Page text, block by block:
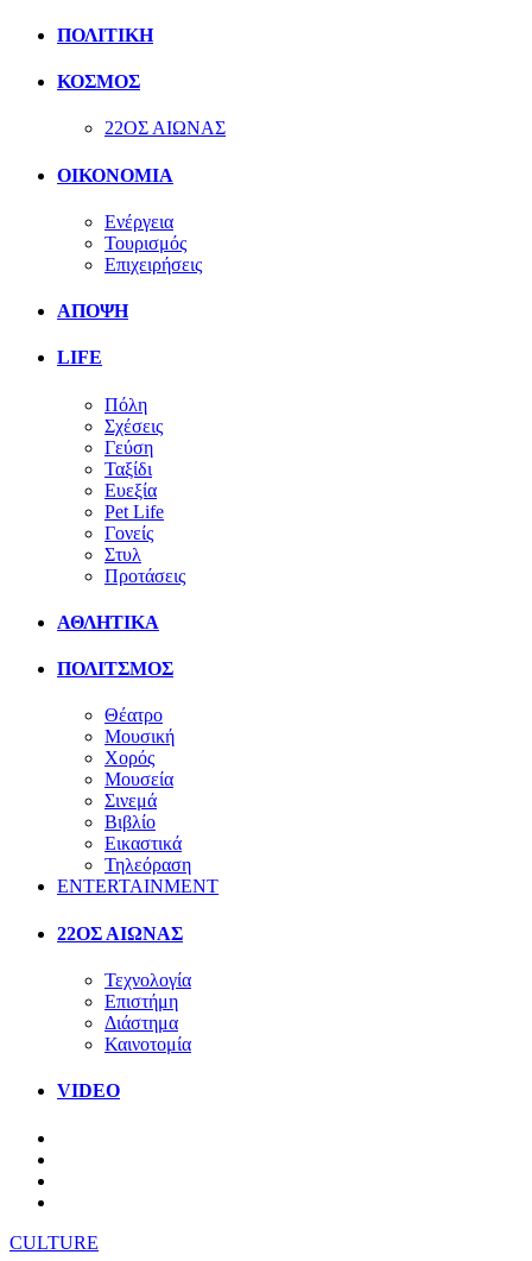
ΠΟΛΙΤΙΚΗ
ΚΟΣΜΟΣ
22ΟΣ ΑΙΩΝΑΣ
ΟΙΚΟΝΟΜΙΑ
Ενέργεια
Τουρισμός
Επιχειρήσεις
ΑΠΟΨΗ
LIFE
Πόλη
Σχέσεις
Γεύση
Ταξίδι
Ευεξία
Pet Life
Γονείς
Στυλ
Προτάσεις
ΑΘΛΗΤΙΚΑ
ΠΟΛΙΤΣΜΟΣ
Θέατρο
Μουσική
Χορός
Μουσεία
Σινεμά
Βιβλίο
Εικαστικά
Τηλεόραση
ENTERTAINMENT
22ΟΣ ΑΙΩΝΑΣ
Τεχνολογία
Επιστήμη
Διάστημα
Καινοτομία
VIDEO
CULTURE